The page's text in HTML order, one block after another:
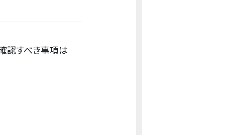
認すべき事項は